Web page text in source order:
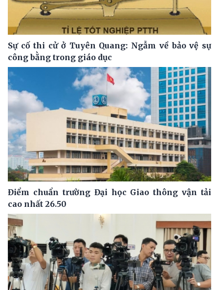
Sự cố thi cử ở Tuyên Quang: Ngẫm về bảo vệ sự
công bằng trong giáo dục
Điểm chuẩn trường Đại học Giao thông vận tải
cao nhất 26.50